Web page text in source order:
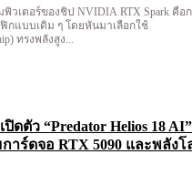
วเตอร์ของชิป NVIDIA RTX Spark คือ
กแบบเดิม ๆ โดยหันมาเลือกใช้
ทรงพลังสูง...
ดตัว “Predator Helios 18 AI”
าร์ดจอ RTX 5090 และพลังโ